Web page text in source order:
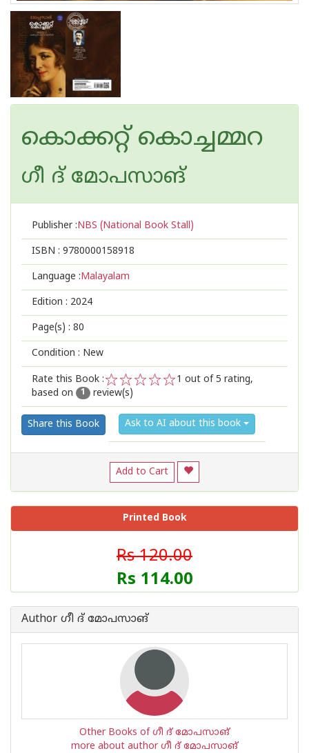
കൊക്കറ്റ് കൊച്ചമ്മറ
ഗീ ദ് മോപസാങ്
Publisher :NBS (National Book Stall)
ISBN : 9780000158918
Language :Malayalam
Edition : 2024
Page(s) : 80
Condition : New
Rate this Book :
2
1
1 out of 5 rating,
based on
1 review(s)
Share this Book Ask to AI about this book
Add to Cart
Printed Book
Rs 120.00
Rs 114.00
Author ഗീ ദ് മോപസാങ്
Other Books of ഗീ ദ് മോപസാങ്
more about author ഗീ ദ് മോപസാങ്